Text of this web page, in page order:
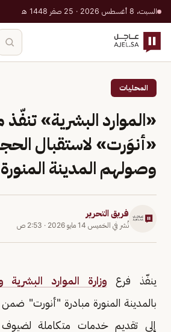
السبت، 8 أغسطس 2026 · 25 صفر 1448 هـ
المحليات
«الموارد البشرية» تنفّذ
«أنوَرت» لاستقبال
وصولهم المدينة المنورة
فريق التحرير
نُشر في الخميس 14 مايو 2026 · 2:53 ص
ينفّذ فرع وزارة الموارد البشرية
بالمدينة المنورة مبادرة "أنورت"
إلى تقديم خدمات متكاملة